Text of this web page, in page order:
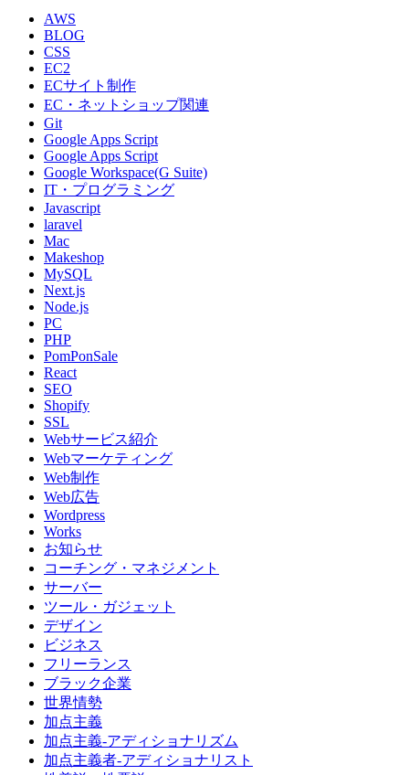
AWS
BLOG
CSS
EC2
ECサイト制作
EC・ネットショップ関連
Git
Google Apps Script
Google Apps Script
Google Workspace(G Suite)
IT・プログラミング
Javascript
laravel
Mac
Makeshop
MySQL
Next.js
Node.js
PC
PHP
PomPonSale
React
SEO
Shopify
SSL
Webサービス紹介
Webマーケティング
Web制作
Web広告
Wordpress
Works
お知らせ
コーチング・マネジメント
サーバー
ツール・ガジェット
デザイン
ビジネス
フリーランス
ブラック企業
世界情勢
加点主義
加点主義-アディショナリズム
加点主義者-アディショナリスト